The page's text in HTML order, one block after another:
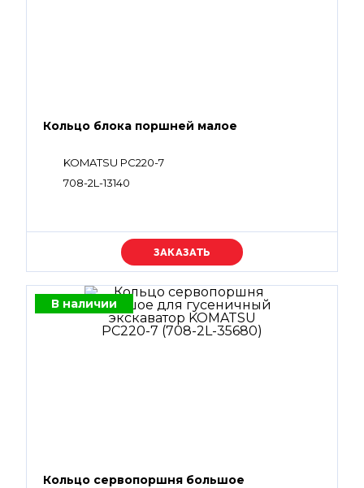
Кольцо блока поршней малое
KOMATSU PC220-7
708-2L-13140
Уточняйте цену
В наличии
Кольцо сервопоршня большое